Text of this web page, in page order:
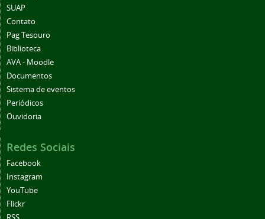
SUAP
Contato
Pag Tesouro
Biblioteca
AVA - Moodle
Documentos
Sistema de eventos
Periódicos
Ouvidoria
Redes Sociais
Facebook
Instagram
YouTube
Flickr